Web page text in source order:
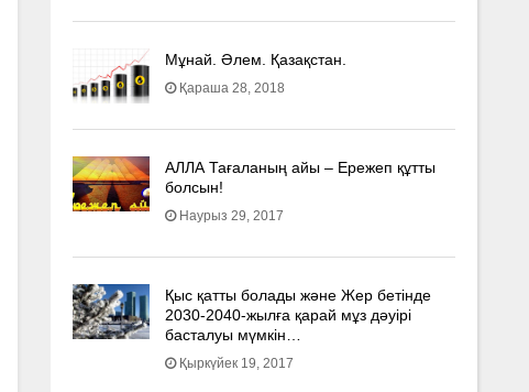
Мұнай. Әлем. Қазақстан.
Қараша 28, 2018
АЛЛА Тағаланың айы – Ережеп құтты
болсын!
Наурыз 29, 2017
Қыс қатты болады және Жер бетінде
2030-2040­-жылға қарай мұз дәуірі
басталуы мүмкін…
Қыркүйек 19, 2017